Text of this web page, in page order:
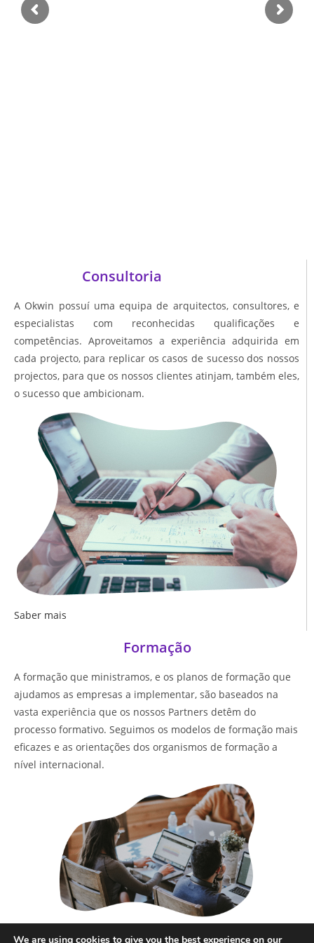
Consultoria
A Okwin possuí uma equipa de arquitectos, consultores, e
especialistas com reconhecidas qualificações e
competências. Aproveitamos a experiência adquirida em
cada projecto, para replicar os casos de sucesso dos nossos
projectos, para que os nossos clientes atinjam, também eles,
o sucesso que ambicionam.
Saber mais
Formação
A formação que ministramos, e os planos de formação que
ajudamos as empresas a implementar, são baseados na
vasta experiência que os nossos Partners detêm do
processo formativo. Seguimos os modelos de formação mais
eficazes e as orientações dos organismos de formação a
nível internacional.
Saber mais
We are using cookies to give you the best experience on our